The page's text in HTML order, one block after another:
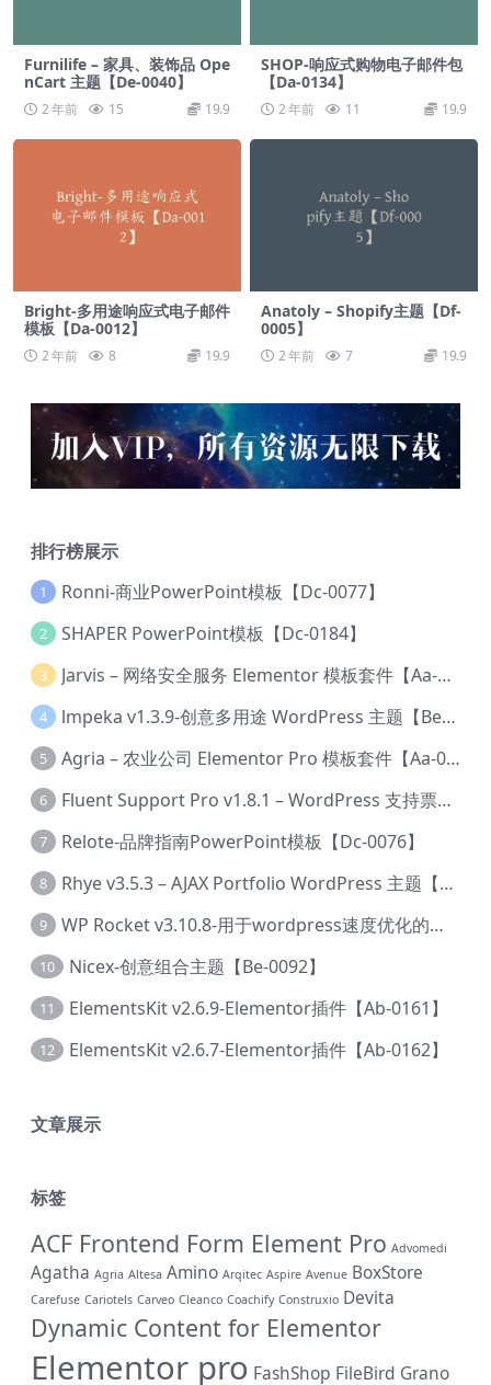
Furnilife – 家具、装饰品 Ope
nCart 主题【De-0040】
2 年前 15 19.9
SHOP-响应式购物电子邮件包
【Da-0134】
2 年前 11 19.9
Bright-多用途响应式电子邮件
模板【Da-0012】
2 年前 8 19.9
Anatoly – Shopify主题【Df-
0005】
2 年前 7 19.9
排行榜展示
1 Ronni-商业PowerPoint模板【Dc-0077】
2 SHAPER PowerPoint模板【Dc-0184】
3 Jarvis – 网络安全服务 Elementor 模板套件【Aa-0035】
4 lmpeka v1.3.9-创意多用途 WordPress 主题【Be-0064】
5 Agria – 农业公司 Elementor Pro 模板套件【Aa-0003】
6 Fluent Support Pro v1.8.1 – WordPress 支持票务系统【Cc-0041】
7 Relote-品牌指南PowerPoint模板【Dc-0076】
8 Rhye v3.5.3 – AJAX Portfolio WordPress 主题【Bi-0049】
9 WP Rocket v3.10.8-用于wordpress速度优化的缓存加速插件【Cd-0019】
10 Nicex-创意组合主题【Be-0092】
11 ElementsKit v2.6.9-Elementor插件【Ab-0161】
12 ElementsKit v2.6.7-Elementor插件【Ab-0162】
文章展示
标签
ACF Frontend Form Element Pro Advomedi
Agatha Agria Altesa Amino Arqitec Aspire Avenue BoxStore
Carefuse Cariotels Carveo Cleanco Coachify Construxio Devita
Dynamic Content for Elementor
Elementor pro FashShop FileBird Grano